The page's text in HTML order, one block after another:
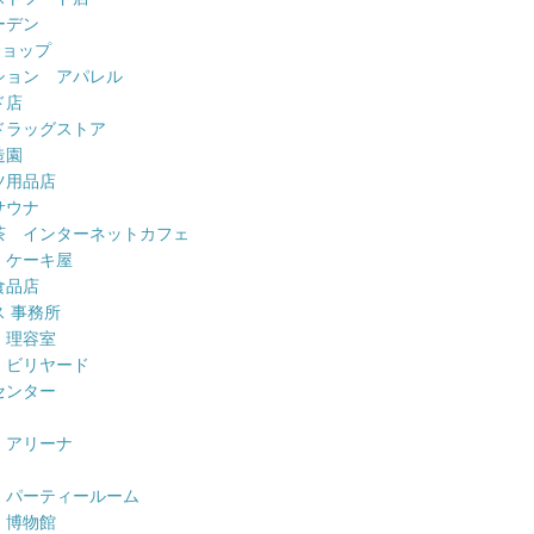
デン
ップ
ョン アパレル
店
ッグストア
用品店
ナ
インターネットカフェ
ーキ屋
品店
事務所
容室
リヤード
ンター
リーナ
ーティールーム
物館